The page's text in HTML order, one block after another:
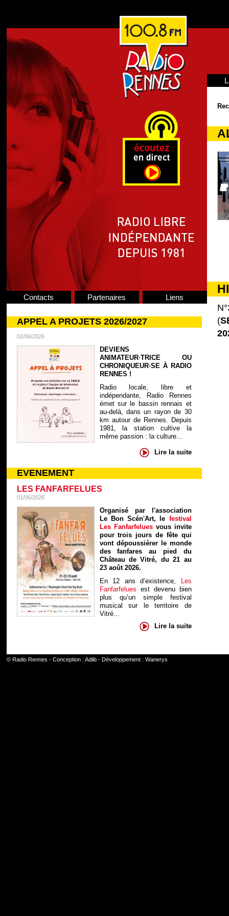
Contacts Partenaires Liens
APPEL A PROJETS 2026/2027
02/06/2026
DEVIENS
ANIMATEUR·TRICE OU
CHRONIQUEUR·SE À RADIO
RENNES !
Radio locale, libre et
indépendante, Radio Rennes
émet sur le bassin rennais et
au-delà, dans un rayon de 30
km autour de Rennes. Depuis
1981, la station cultive la
même passion : la culture...
Lire la suite
EVENEMENT
LES FANFARFELUES
01/06/2026
Organisé par l'association
Le Bon Scén'Art, le festival
Les Fanfarfelues vous invite
pour trois jours de fête qui
vont dépoussiérer le monde
des fanfares au pied du
Château de Vitré, du 21 au
23 août 2026.
En 12 ans d’existence, Les
Fanfarfelues est devenu bien
plus qu’un simple festival
musical sur le territoire de
Vitré...
Lire la suite
(
© Radio Rennes - Conception : Adlib- Développement : Wanerys